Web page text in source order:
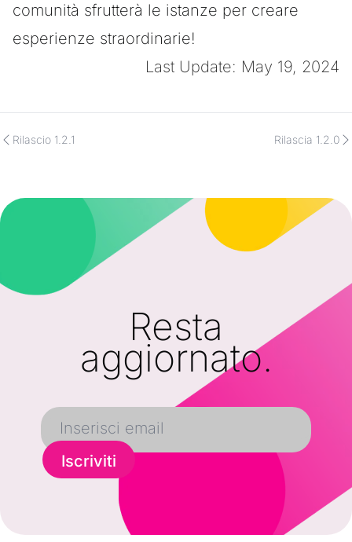
comunità sfrutterà le istanze per creare
esperienze straordinarie!
Last Update: May 19, 2024
Rilascio 1.2.1 Rilascia 1.2.0
Resta
aggiornato.
Iscriviti